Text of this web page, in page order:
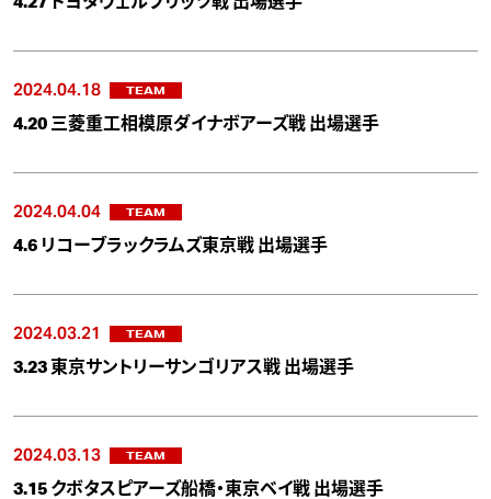
2024.04.18 TEAM
4.20 三菱重工相模原ダイナボアーズ戦 出場選手
2024.04.04 TEAM
4.6 リコーブラックラムズ東京戦 出場選手
2024.03.21 TEAM
3.23 東京サントリーサンゴリアス戦 出場選手
2024.03.13 TEAM
3.15 クボタスピアーズ船橋・東京ベイ戦 出場選手